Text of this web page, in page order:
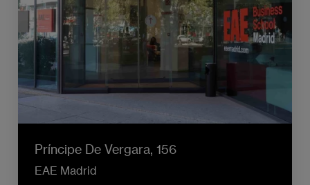
Príncipe De Vergara, 156
EAE Madrid